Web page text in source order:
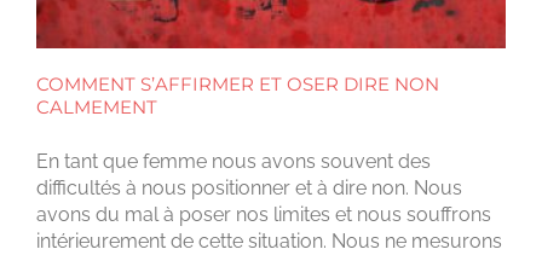
COMMENT S’AFFIRMER ET OSER DIRE NON
CALMEMENT
En tant que femme nous avons souvent des
difficultés à nous positionner et à dire non. Nous
avons du mal à poser nos limites et nous souffrons
intérieurement de cette situation. Nous ne mesurons